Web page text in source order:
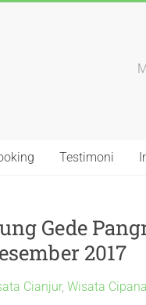
Testimoni
Gede
2017
Cianjur, Wisata